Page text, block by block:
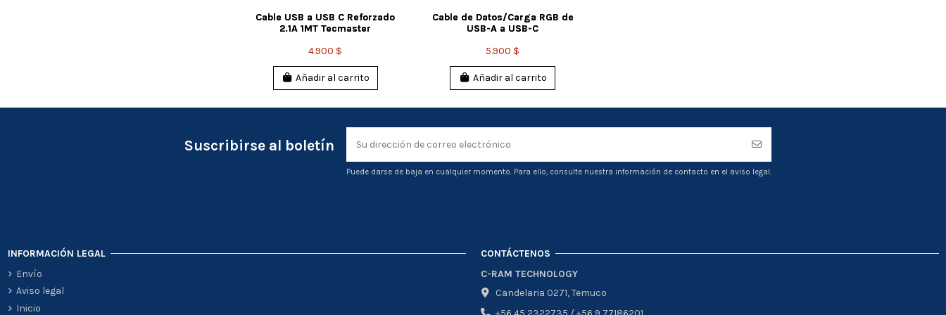
Cable USB a USB C Reforzado
2.1A 1MT Tecmaster
4.900 $
Añadir al carrito
Cable de Datos/Carga RGB de
USB-A a USB-C
5.900 $
Añadir al carrito
Suscribirse al boletín
Puede darse de baja en cualquier momento. Para ello, consulte nuestra información de contacto en el aviso legal.
INFORMACIÓN LEGAL
Envío
Aviso legal
Inicio
CONTÁCTENOS
C-RAM TECHNOLOGY
Candelaria 0271, Temuco